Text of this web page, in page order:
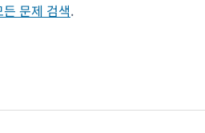
문제 검색.